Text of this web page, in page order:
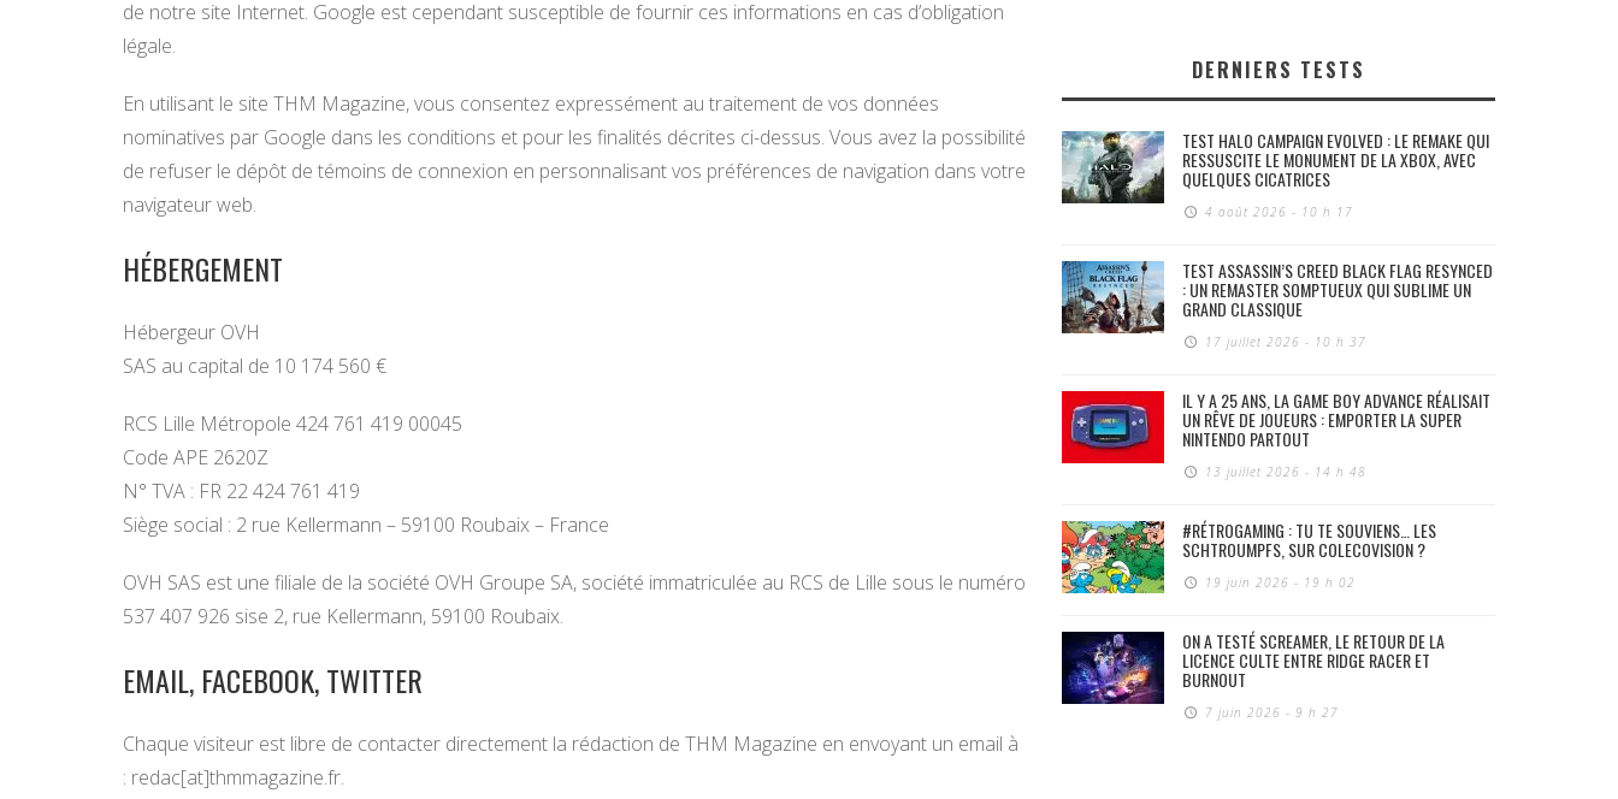
de notre site Internet. Google est cependant susceptible de fournir ces informations en cas d’obligation
légale.
En utilisant le site THM Magazine, vous consentez expressément au traitement de vos données
nominatives par Google dans les conditions et pour les finalités décrites ci-dessus. Vous avez la possibilité
de refuser le dépôt de témoins de connexion en personnalisant vos préférences de navigation dans votre
navigateur web.
HÉBERGEMENT
Hébergeur OVH
SAS au capital de 10 174 560 €
RCS Lille Métropole 424 761 419 00045
Code APE 2620Z
N° TVA : FR 22 424 761 419
Siège social : 2 rue Kellermann – 59100 Roubaix – France
OVH SAS est une filiale de la société OVH Groupe SA, société immatriculée au RCS de Lille sous le numéro
537 407 926 sise 2, rue Kellermann, 59100 Roubaix.
EMAIL, FACEBOOK, TWITTER
Chaque visiteur est libre de contacter directement la rédaction de THM Magazine en envoyant un email à
: redac[at]thmmagazine.fr.
DERNIERS TESTS
TEST HALO CAMPAIGN EVOLVED : LE REMAKE QUI
RESSUSCITE LE MONUMENT DE LA XBOX, AVEC
QUELQUES CICATRICES
4 août 2026 - 10 h 17
TEST ASSASSIN’S CREED BLACK FLAG RESYNCED
: UN REMASTER SOMPTUEUX QUI SUBLIME UN
GRAND CLASSIQUE
17 juillet 2026 - 10 h 37
IL Y A 25 ANS, LA GAME BOY ADVANCE RÉALISAIT
UN RÊVE DE JOUEURS : EMPORTER LA SUPER
NINTENDO PARTOUT
13 juillet 2026 - 14 h 48
#RÉTROGAMING : TU TE SOUVIENS… LES
SCHTROUMPFS, SUR COLECOVISION ?
19 juin 2026 - 19 h 02
ON A TESTÉ SCREAMER, LE RETOUR DE LA
LICENCE CULTE ENTRE RIDGE RACER ET
BURNOUT
7 juin 2026 - 9 h 27